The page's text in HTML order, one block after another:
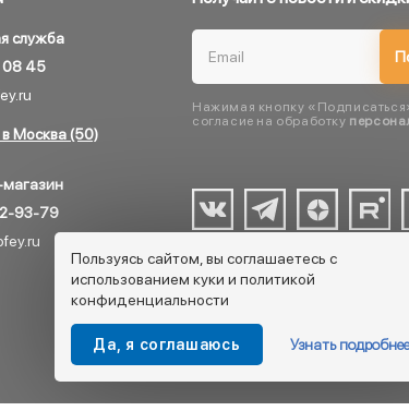
служба
08 45
Москва (50)
93-79
Нажимая кнопку
согласие на обработку
Пользуясь сайтом, вы соглашаетесь с
использованием куки и политикой
конфиденциальности
Да, я соглашаюсь Узнать